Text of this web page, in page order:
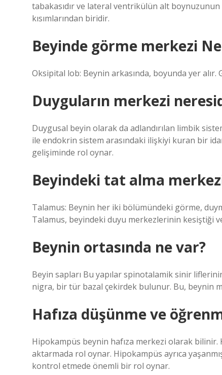
tabakasıdır ve lateral ventrikülün alt
kısımlarından biridir.
Beyinde görme merkezi
Oksipital lob: Beynin arkasında, boyunda yer alır.
Duyguların merkezi
Duygusal beyin olarak da adlandırılan limbik
ile endokrin sistem arasındaki ilişkiyi kuran bir
gelişiminde rol oynar.
Beyindeki tat alma
Talamus: Beynin her iki bölümündeki görme,
Talamus, beyindeki duyu merkezlerinin kesiştiği
Beynin ortasında ne var?
Beyin sapları Bu yapılar spinotalamik sinir
nigra, bir tür bazal çekirdek bulunur. Bu, beynin
Hafıza düşünme ve
Hipokampüs beynin hafıza merkezi olarak bilinir.
aktarmada rol oynar. Hipokampüs ayrıca
kontrol etmede önemli bir rol oynar.